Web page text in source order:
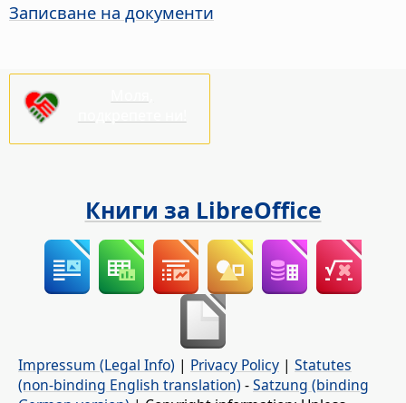
Записване на документи
Книги за LibreOffice
Impressum (Legal Info) | Privacy Policy | Statutes
(non-binding English translation) -Satzung (binding